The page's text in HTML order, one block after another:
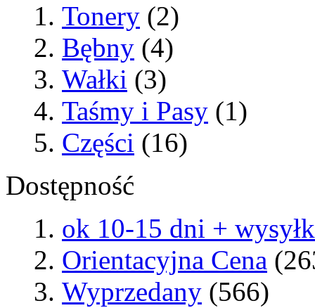
Tonery (2)
Bębny (4)
Wałki (3)
Taśmy i Pasy (1)
Części (16)
Dostępność
ok 10-15 dni +
Orientacyjna Cena
Wyprzedany (566)